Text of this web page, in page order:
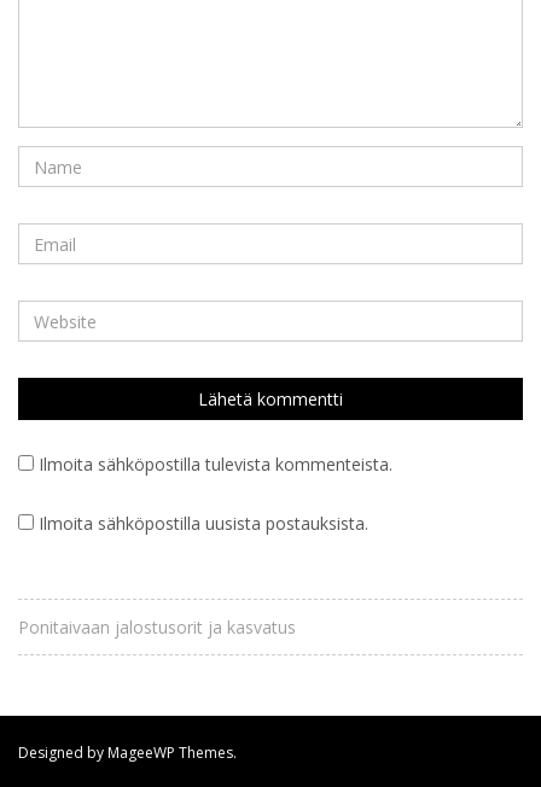
Ilmoita sähköpostilla tulevista kommenteista.
Ilmoita sähköpostilla uusista postauksista.
Ponitaivaan jalostusorit ja kasvatus
Designed by MageeWP Themes.